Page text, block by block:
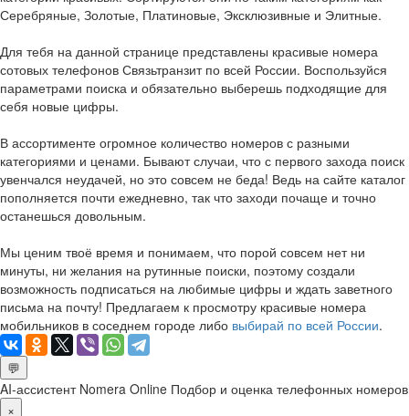
Серебряные, Золотые, Платиновые, Эксклюзивные и Элитные.
Для тебя на данной странице представлены красивые номера
сотовых телефонов Связьтранзит по всей России. Воспользуйся
параметрами поиска и обязательно выберешь подходящие для
себя новые цифры.
В ассортименте огромное количество номеров с разными
категориями и ценами. Бывают случаи, что с первого захода поиск
увенчался неудачей, но это совсем не беда! Ведь на сайте каталог
пополняется почти ежедневно, так что заходи почаще и точно
останешься довольным.
Мы ценим твоё время и понимаем, что порой совсем нет ни
минуты, ни желания на рутинные поиски, поэтому создали
возможность подписаться на любимые цифры и ждать заветного
письма на почту! Предлагаем к просмотру красивые номера
мобильников в соседнем городе либо выбирай по всей России.
💬
AI-ассистент Nomera Online Подбор и оценка телефонных номеров
×